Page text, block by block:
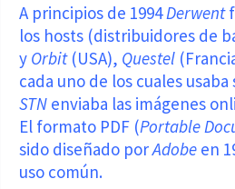
A principios de 1994Derwent
los hosts (distribuidores de
y Orbit(USA), Questel
cada uno de los cuales
STN enviaba las imágenes
El formato PDF (Portable
sido diseñado porAdobe en
uso común.